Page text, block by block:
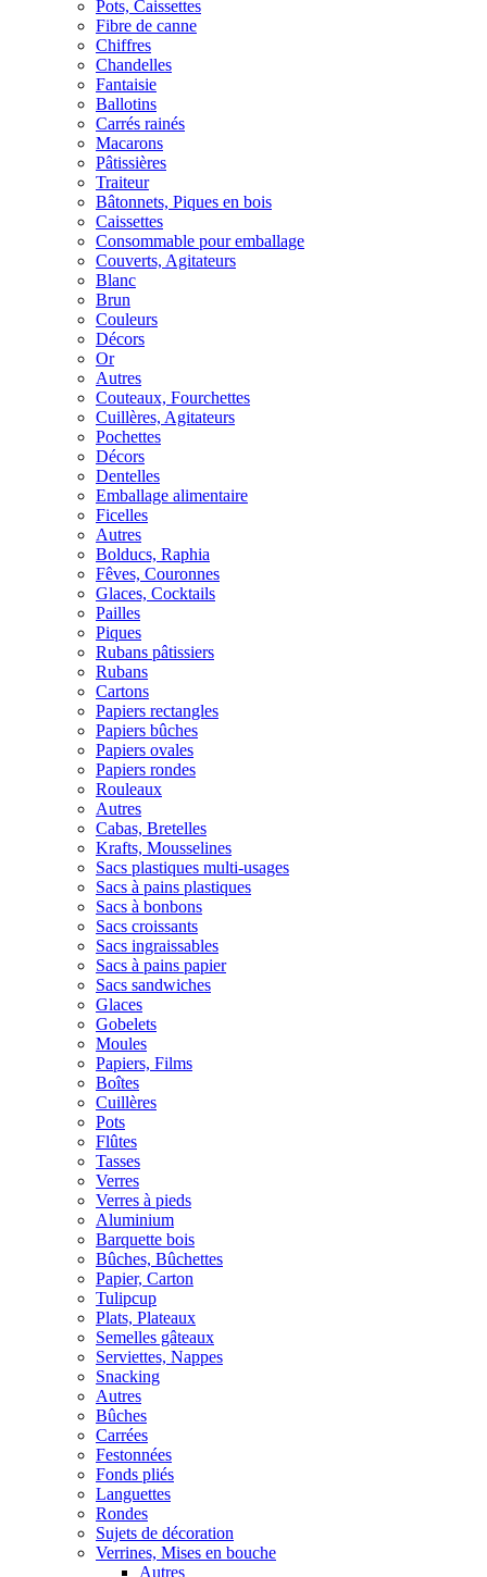
Pots, Caissettes
Fibre de canne
Chiffres
Chandelles
Fantaisie
Ballotins
Carrés rainés
Macarons
Pâtissières
Traiteur
Bâtonnets, Piques en bois
Caissettes
Consommable pour emballage
Couverts, Agitateurs
Blanc
Brun
Couleurs
Décors
Or
Autres
Couteaux, Fourchettes
Cuillères, Agitateurs
Pochettes
Décors
Dentelles
Emballage alimentaire
Ficelles
Autres
Bolducs, Raphia
Fêves, Couronnes
Glaces, Cocktails
Pailles
Piques
Rubans pâtissiers
Rubans
Cartons
Papiers rectangles
Papiers bûches
Papiers ovales
Papiers rondes
Rouleaux
Autres
Cabas, Bretelles
Krafts, Mousselines
Sacs plastiques multi-usages
Sacs à pains plastiques
Sacs à bonbons
Sacs croissants
Sacs ingraissables
Sacs à pains papier
Sacs sandwiches
Glaces
Gobelets
Moules
Papiers, Films
Boîtes
Cuillères
Pots
Flûtes
Tasses
Verres
Verres à pieds
Aluminium
Barquette bois
Bûches, Bûchettes
Papier, Carton
Tulipcup
Plats, Plateaux
Semelles gâteaux
Serviettes, Nappes
Snacking
Autres
Bûches
Carrées
Festonnées
Fonds pliés
Languettes
Rondes
Sujets de décoration
Verrines, Mises en bouche
Autres